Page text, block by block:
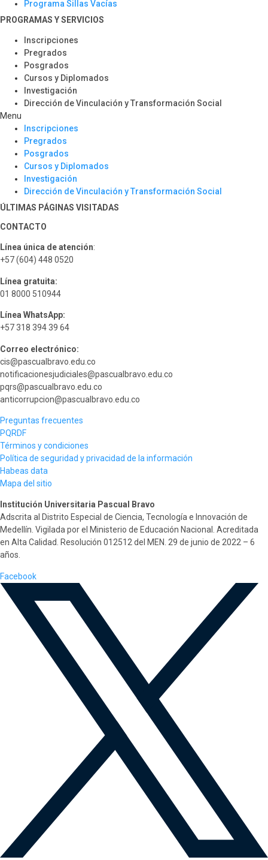
Programa Sillas Vacías
PROGRAMAS Y SERVICIOS​
Inscripciones
Pregrados
Posgrados
Cursos y Diplomados
Investigación
Dirección de Vinculación y Transformación Social
Menu
Inscripciones
Pregrados
Posgrados
Cursos y Diplomados
Investigación
Dirección de Vinculación y Transformación Social
ÚLTIMAS PÁGINAS VISITADAS
CONTACTO
Línea única de atención:
+57 (604) 448 0520
Línea gratuita:
01 8000 510944
Línea WhatsApp:
+57 318 394 39 64
Correo electrónico:
cis@pascualbravo.edu.co
notificacionesjudiciales@pascualbravo.edu.co
pqrs@pascualbravo.edu.co
anticorrupcion@pascualbravo.edu.co
Preguntas frecuentes
PQRDF
Términos y condiciones
Política de seguridad y privacidad de la información
Habeas data
Mapa del sitio
Institución Universitaria Pascual Bravo
Adscrita al Distrito Especial de Ciencia, Tecnología e Innovación de
Medellín. Vigilada por el Ministerio de Educación Nacional. Acreditada
en Alta Calidad. Resolución 012512 del MEN. 29 de junio de 2022 – 6
años.
Facebook